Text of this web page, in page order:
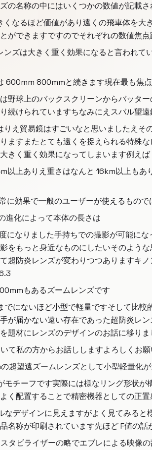
の名称の中にはいくつかの数値が記載
なるほど価値があり遠くの飛車体を
ができますですのでそれぞれの数値焦
ズは大きく重く効果になると言われ
800mmと続きます現在最も焦
野球上のバックスクリーンからバッタ
続けられていますちなみにえスバル望
え貿易鏡はすごいなと思いましたえそ
ますまたとても遠くを捉えられる特殊
きく重く効果になってしまいます例え
以上ありえ重さはなんと 16km以上も
に効果で一般のユーザーが使えるもの
進化によって本体の長さは
なりました手持ちでの撮影が可能に
をもっと身近なものにしたいそのよう
超防炎レンズが変わりつつありますキ
もあるズームレンズです
にないほど小型で軽量ですそして比
が届かない遠い存在であった超防炎レ
題材にレンズのデザインのお話に移り
て私の方からお話ししますよろしくお願
超望遠ズームレンズとして小型軽量化
チーフです実際には様なリング形状
く配置することで精密機器としての正
デザインに見えますがよく見てみる
名称が印刷されています先ほど F値の話
タビライザーの略でエブレによる映像